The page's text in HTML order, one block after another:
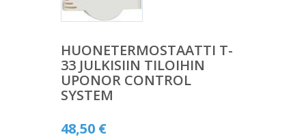
HUONETERMOSTAATTI T-
33 JULKISIIN TILOIHIN
UPONOR CONTROL
SYSTEM
48,50 €